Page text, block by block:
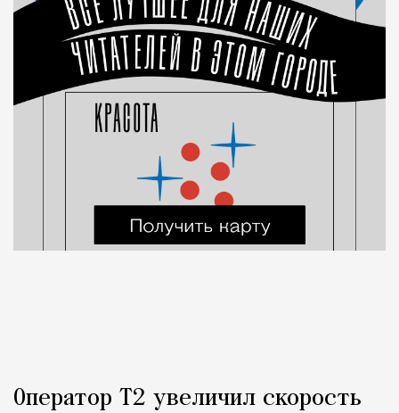
Оператор Т2 увеличил скорость